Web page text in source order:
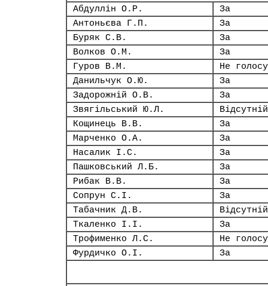
Абдуллін О.Р.
За
Антоньєва Г.П.
За
Буряк С.В.
За
Волков О.М.
За
Гуров В.М.
Не
Данильчук О.Ю.
За
Задорожній О.В.
За
Звягільський Ю.Л.
Відсутній
Кощинець В.В.
За
Марченко О.А.
За
Насалик І.С.
За
Пашковський Л.Б.
За
Рибак В.В.
За
Сопрун С.І.
За
Табачник Д.В.
Відсутній
Ткаленко І.І.
За
Трофименко Л.С.
Не
Фурдичко О.І.
За